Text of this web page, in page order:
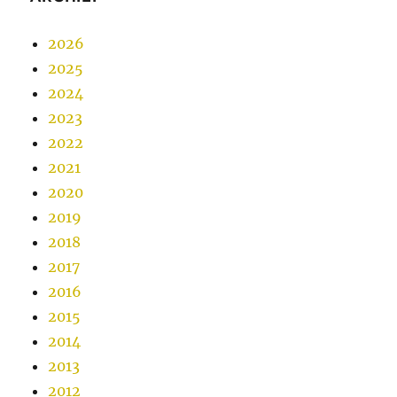
2026
2025
2024
2023
2022
2021
2020
2019
2018
2017
2016
2015
2014
2013
2012